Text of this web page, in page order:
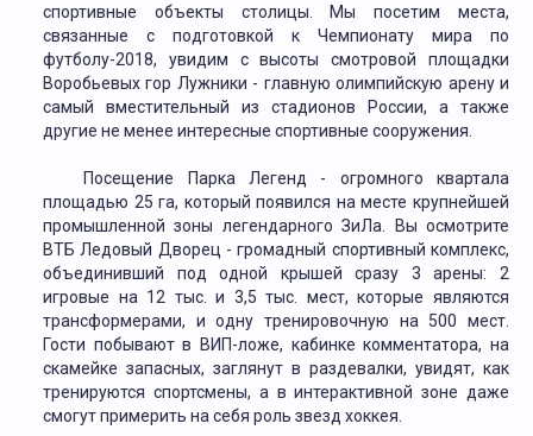
спортивные объекты столицы. Мы посетим места,
связанные с подготовкой к Чемпионату мира по
футболу-2018, увидим с высоты смотровой площадки
Воробьевых гор Лужники - главную олимпийскую арену и
самый вместительный из стадионов России, а также
другие не менее интересные спортивные сооружения.
Посещение Парка Легенд - огромного квартала
площадью 25 га, который появился на месте крупнейшей
промышленной зоны легендарного ЗиЛа. Вы осмотрите
ВТБ Ледовый Дворец - громадный спортивный комплекс,
объединивший под одной крышей сразу 3 арены: 2
игровые на 12 тыс. и 3,5 тыс. мест, которые являются
трансформерами, и одну тренировочную на 500 мест.
Гости побывают в ВИП-ложе, кабинке комментатора, на
скамейке запасных, заглянут в раздевалки, увидят, как
тренируются спортсмены, а в интерактивной зоне даже
смогут примерить на себя роль звезд хоккея.